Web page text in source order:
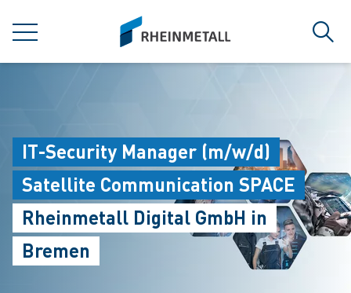
MENU
siteLogo
IT-Security Manager (m/w/d)
Satellite Communication SPACE
Rheinmetall Digital GmbH in
Bremen